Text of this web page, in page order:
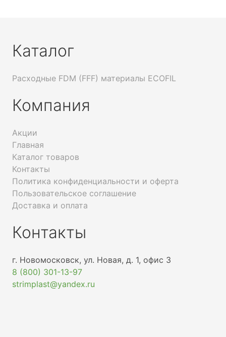
Каталог
Расходные FDM (FFF) материалы ECOFIL
Компания
Акции
Главная
Каталог товаров
Контакты
Политика конфиденциальности и оферта
Пользовательское соглашение
Доставка и оплата
Контакты
г. Новомосковск, ул. Новая, д. 1, офис 3
8 (800) 301-13-97
strimplast@yandex.ru